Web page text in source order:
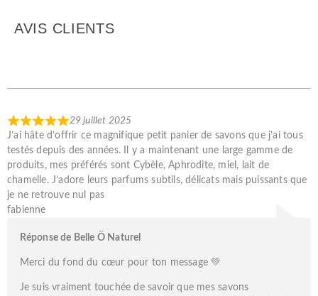
AVIS CLIENTS
29 juillet 2025
J’ai hâte d’offrir ce magnifique petit panier de savons que j’ai tous
testés depuis des années. Il y a maintenant une large gamme de
produits, mes préférés sont Cybèle, Aphrodite, miel, lait de
chamelle. J’adore leurs parfums subtils, délicats mais puissants que
je ne retrouve nul pas
fabienne
Réponse de Belle Ö Naturel
Merci du fond du cœur pour ton message 💚
Je suis vraiment touchée de savoir que mes savons